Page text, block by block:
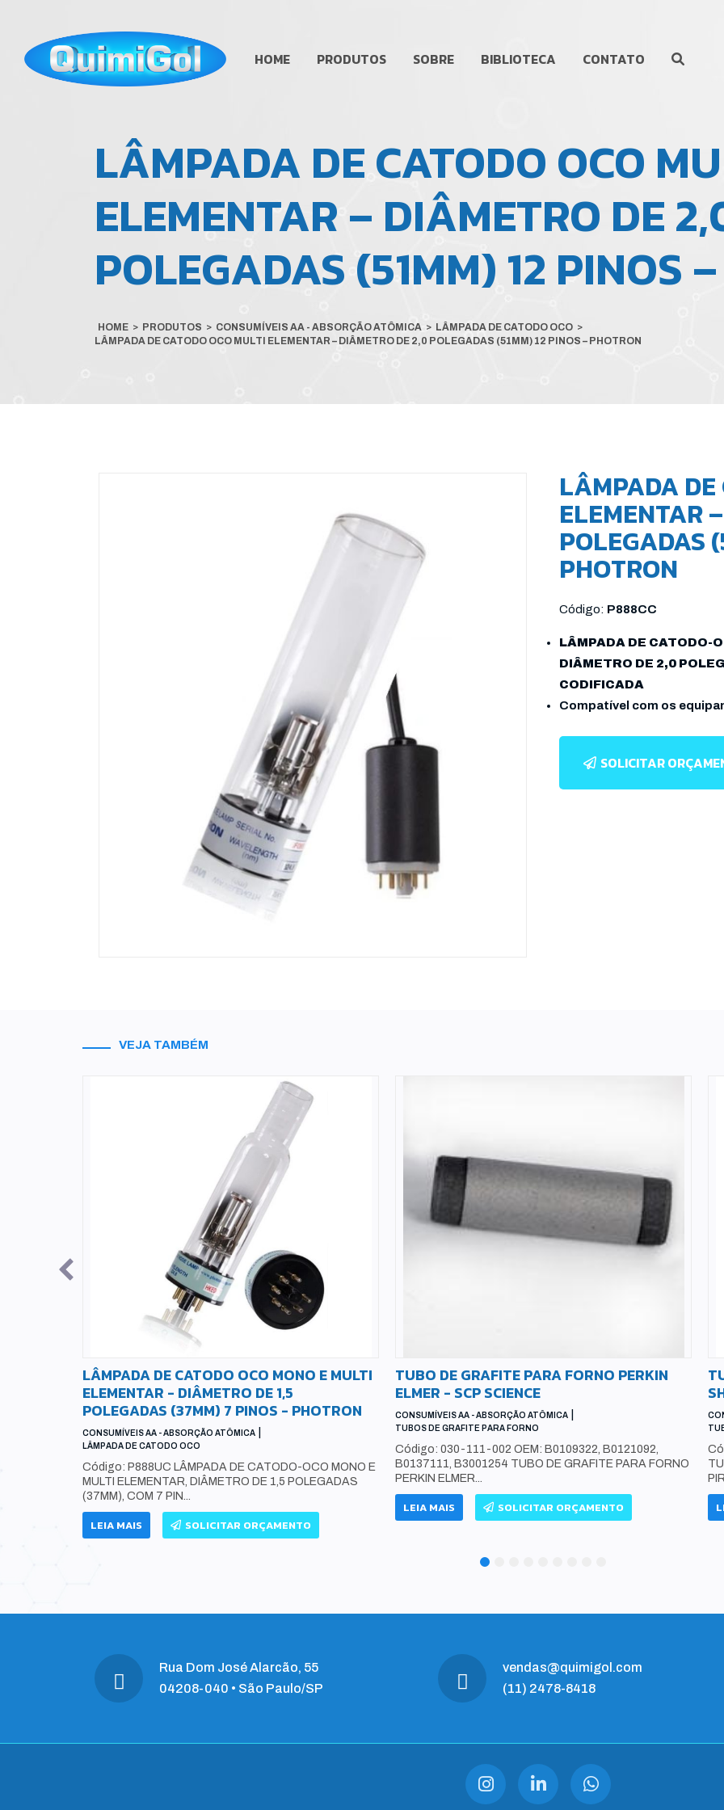
HOME PRODUTOS SOBRE BIBLIOTECA CONTATO
LÂMPADA DE CATODO OCO
ELEMENTAR – DIÂMETRO DE
POLEGADAS (51MM) 12 PINOS
HOME > PRODUTOS > CONSUMÍVEIS AA - ABSORÇÃO ATÔMICA > LÂMPADA DE CATODO OCO >
LÂMPADA DE CATODO OCO MULTI ELEMENTAR – DIÂMETRO DE 2,0 POLEGADAS (51MM) 12 PINOS – PHOTRON
LÂMPADA DE
ELEMENTAR
POLEGADAS
PHOTRON
Código: P888CC
LÂMPADA DE CATODO-
DIÂMETRO DE 2,0
CODIFICADA
Compatível com os
SOLICITAR
VEJA TAMBÉM
LÂMPADA DE CATODO OCO MONO E MULTI
ELEMENTAR - DIÂMETRO DE 1,5
POLEGADAS (37MM) 7 PINOS - PHOTRON
CONSUMÍVEIS AA - ABSORÇÃO ATÔMICA
LÂMPADA DE CATODO OCO
Código: P888UC LÂMPADA DE CATODO-OCO MONO E
MULTI ELEMENTAR, DIÂMETRO DE 1,5 POLEGADAS
(37MM), COM 7 PIN...
LEIA MAIS SOLICITAR ORÇAMENTO
TUBO DE GRAFITE PARA FORNO PERKIN
ELMER - SCP SCIENCE
CONSUMÍVEIS AA - ABSORÇÃO ATÔMICA
TUBOS DE GRAFITE PARA FORNO
Código: 030-111-002 OEM: B0109322, B0121092,
B0137111, B3001254 TUBO DE GRAFITE PARA FORNO
PERKIN ELMER...
LEIA MAIS SOLICITAR ORÇAMENTO
4
Rua Dom José Alarcão, 55
04208-040 • São Paulo/SP
vendas@quimigol.com
(11) 2478-8418